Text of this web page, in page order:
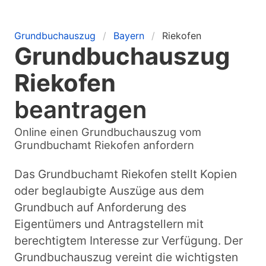
Grundbuchauszug Bayern Riekofen
Grundbuchauszug
Riekofen
beantragen
Online einen Grundbuchauszug vom
Grundbuchamt Riekofen anfordern
Das Grundbuchamt Riekofen stellt Kopien
oder beglaubigte Auszüge aus dem
Grundbuch auf Anforderung des
Eigentümers und Antragstellern mit
berechtigtem Interesse zur Verfügung. Der
Grundbuchauszug vereint die wichtigsten